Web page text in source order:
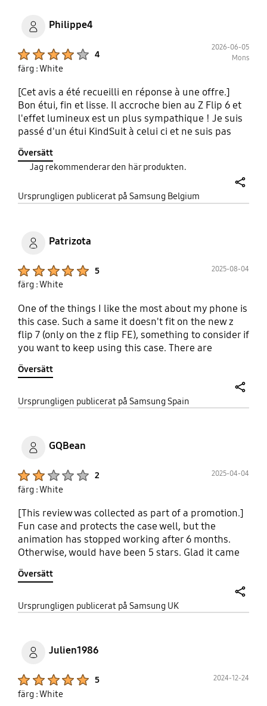
Philippe4
4
2026-06-05
Mons
färg : White
[Cet avis a été recueilli en réponse à une offre.]
Bon étui, fin et lisse. Il accroche bien au Z Flip 6 et
l'effet lumineux est un plus sympathique ! Je suis
passé d'un étui KindSuit à celui ci et ne suis pas
déçu.
Översätt
Jag rekommenderar den här produkten.
Ursprungligen publicerat på Samsung Belgium
Patrizota
5 2025-08-04
färg : White
One of the things I like the most about my phone is
this case. Such a same it doesn't fit on the new z
flip 7 (only on the z flip FE), something to consider if
you want to keep using this case. There are
alternatives for z flip 7 but not as good.
Översätt
Ursprungligen publicerat på Samsung Spain
GQBean
2 2025-04-04
färg : White
[This review was collected as part of a promotion.]
Fun case and protects the case well, but the
animation has stopped working after 6 months.
Otherwise, would have been 5 stars. Glad it came
free with the phone.
Översätt
Ursprungligen publicerat på Samsung UK
Julien1986
5 2024-12-24
färg : White